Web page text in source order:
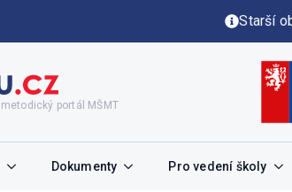
Starší
portál MŠMT
Dokumenty Pro vedení školy